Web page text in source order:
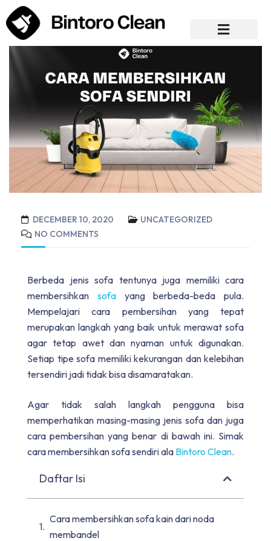
DECEMBER 10, 2020
UNCATEGORIZED
NO COMMENTS
Berbeda jenis sofa tentunya juga memiliki cara
membersihkan sofayang berbeda-beda pula.
Mempelajari cara pembersihan yang tepat
merupakan langkah yang baik untuk merawat sofa
agar tetap awet dan nyaman untuk digunakan.
Setiap tipe sofa memiliki kekurangan dan kelebihan
tersendiri jadi tidak bisa disamaratakan.
Agar tidak salah langkah pengguna bisa
memperhatikan masing-masing jenis sofa dan juga
cara pembersihan yang benar di bawah ini. Simak
cara membersihkan sofa sendiri ala Bintoro Clean.
Daftar Isi
Cara membersihkan sofa kain dari noda
membandel